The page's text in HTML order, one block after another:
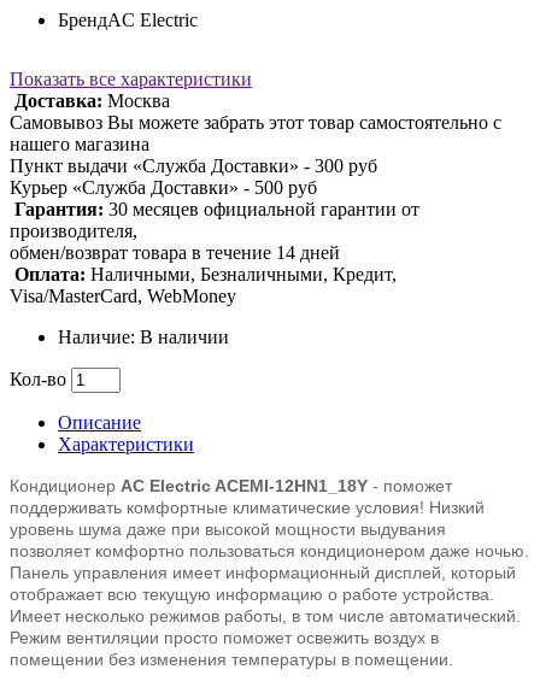
БрендAC Electric
Показать все характеристики
Доставка: Москва
Самовывоз Вы можете забрать этот товар самостоятельно с
нашего магазина
Пункт выдачи «Служба Доставки» - 300 руб
Курьер «Служба Доставки» - 500 руб
Гарантия: 30 месяцев официальной гарантии от
производителя,
обмен/возврат товара в течение 14 дней
Оплата: Наличными, Безналичными, Кредит,
Visa/MasterCard, WebMoney
Наличие: В наличии
Кол-во
Описание
Характеристики
Кондиционер AC Electric ACEMI-12HN1_18Y - поможет
поддерживать комфортные климатические условия! Низкий
уровень шума даже при высокой мощности выдувания
позволяет комфортно пользоваться кондиционером даже ночью.
Панель управления имеет информационный дисплей, который
отображает всю текущую информацию о работе устройства.
Имеет несколько режимов работы, в том числе автоматический.
Режим вентиляции просто поможет освежить воздух в
помещении без изменения температуры в помещении.